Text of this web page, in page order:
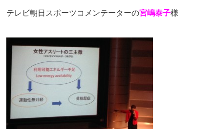
テレビ朝日スポーツコメンテーターの宮嶋泰子様